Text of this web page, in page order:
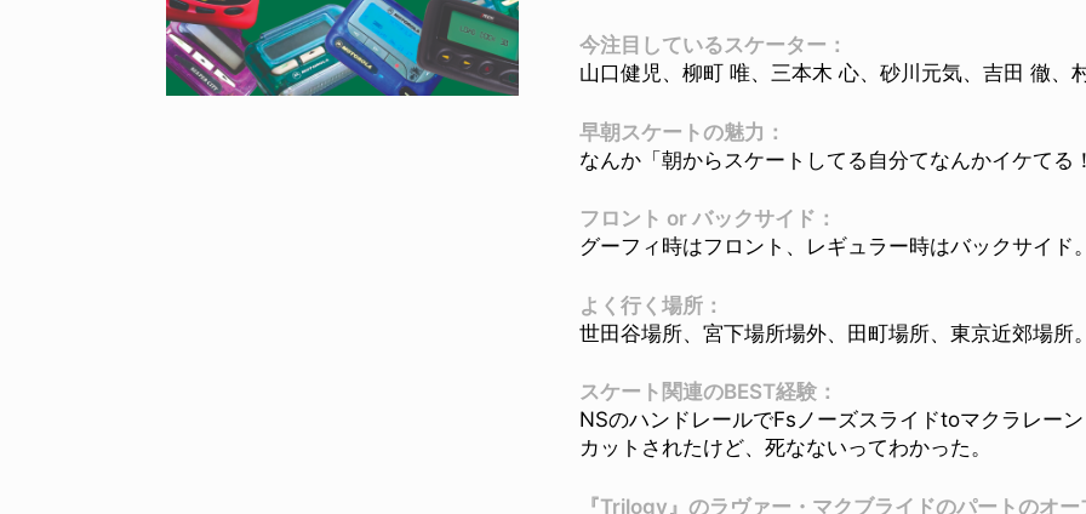
今注目しているスケーター：
山口健児、柳町 唯、三本木 心、砂川元気、吉田 徹、
早朝スケートの魅力：
なんか「朝からスケートしてる自分てなんかイケてる
フロント or バックサイド：
グーフィ時はフロント、レギュラー時はバックサイド。
よく行く場所：
世田谷場所、宮下場所場外、田町場所、東京近郊場所。
スケート関連のBEST経験：
NSのハンドレールでFsノーズスライドtoマクラレー
カットされたけど、死なないってわかった。
『Trilogy』のラヴァー・マクブライドのパートのオー